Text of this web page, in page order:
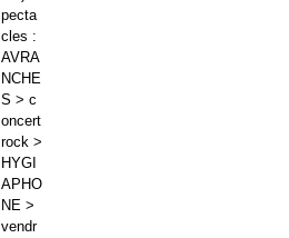
pecta
cles :
AVRA
NCHE
S > c
oncert
rock >
HYGI
APHO
NE >
vendr